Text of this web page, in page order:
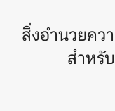
สิ่งอำนวยคว
สำหรั